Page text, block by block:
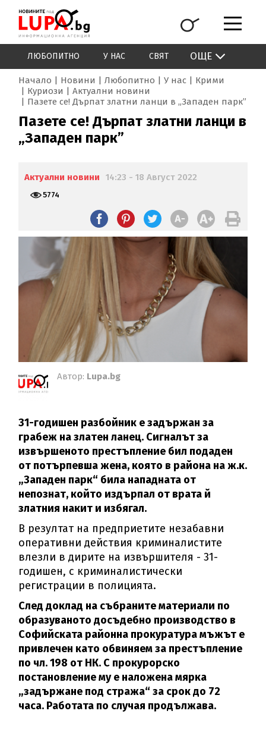
ЛЮБОПИТНО У НАС СВЯТ ОЩЕ
Начало Новини Любопитно У нас
Крими
Куриози
Актуални новини
Пазете се! Дърпат златни ланци в „Западен парк”
Пазете се! Дърпат златни ланци в
„Западен парк”
Актуални новини 14:23 - 18 Август 2022
5774
Автор: Lupa.bg
31-годишен разбойник е задържан за
грабеж на златен ланец. Сигналът за
извършеното престъпление бил подаден
от потърпевша жена, която в района на ж.к.
„Западен парк“ била нападната от
непознат, който издърпал от врата й
златния накит и избягал.
В резултат на предприетите незабавни
оперативни действия криминалистите
влезли в дирите на извършителя - 31-
годишен, с криминалистически
регистрации в полицията.
След доклад на събраните материали по
образуваното досъдебно производство в
Софийската районна прокуратура мъжът е
привлечен като обвиняем за престъпление
по чл. 198 от НК. С прокурорско
постановление му е наложена мярка
„задържане под стража“ за срок до 72
часа. Работата по случая продължава.